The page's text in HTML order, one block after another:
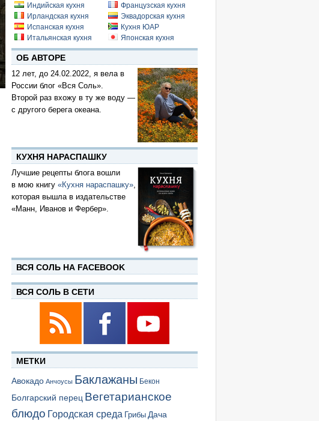
Индийская кухня
Ирландская кухня
Испанская кухня
Итальянская кухня
Французская кухня
Эквадорская кухня
Кухня ЮАР
Японская кухня
ОБ АВТОРЕ
12 лет, до 24.02.2022, я вела в
России блог «Вся Соль».
Второй раз вхожу в ту же воду —
с другого берега океана.
КУХНЯ НАРАСПАШКУ
Лучшие рецепты блога вошли
в мою книгу «Кухня нараспашку»,
которая вышла в издательстве
«Манн, Иванов и Фербер».
ВСЯ СОЛЬ НА FACEBOOK
ВСЯ СОЛЬ В СЕТИ
МЕТКИ
Авокадо Анчоусы Баклажаны Бекон
Болгарский перец Вегетарианское
блюдо Городская среда Грибы Дача